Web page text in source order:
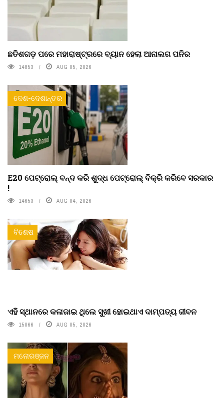
ଛତିଶଗଡ଼ ପରେ ମହାରାଷ୍ଟ୍ରରେ ବ୍ୟାନ ହେଲା ଆନାଲଗ ପନିର
14853 AUG 05, 2026
ଦେଶ-ଦେଶାନ୍ତର
E20 ପେଟ୍ରୋଲ୍ ବନ୍ଦ କରି ଶୁଦ୍ଧ ପେଟ୍ରୋଲ୍ ବିକ୍ରି କରିବେ ସରକାର
!
14653 AUG 04, 2026
ବିଶେଷ
ଏହି ସ୍ଥାନରେ କଳାଜାଇ ଥିଲେ ସୁଖୀ ହୋଇଥାଏ ଦାମ୍ପତ୍ୟ ଜୀବନ
15066 AUG 05, 2026
ମନୋରଞ୍ଜନ